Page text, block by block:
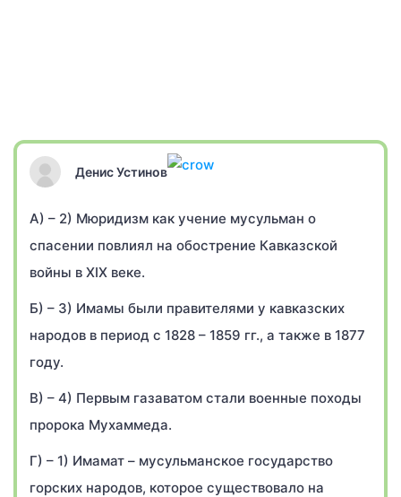
Денис Устинов
А) – 2) Мюридизм как учение мусульман о
спасении повлиял на обострение Кавказской
войны в XIX веке.
Б) – 3) Имамы были правителями у кавказских
народов в период с 1828 – 1859 гг., а также в 1877
году.
В) – 4) Первым газаватом стали военные походы
пророка Мухаммеда.
Г) – 1) Имамат – мусульманское государство
горских народов, которое существовало на